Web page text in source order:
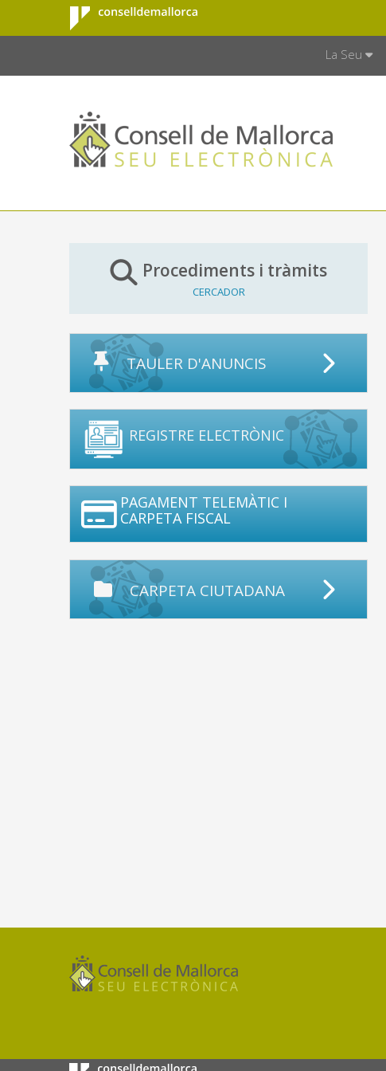
Salta al contingut principal
Consell de
Mallorca
La Seu
Procediments i tràmits
CERCADOR
TAULER D'ANUNCIS
REGISTRE ELECTRÒNIC
PAGAMENT TELEMÀTIC I
CARPETA FISCAL
CARPETA CIUTADANA